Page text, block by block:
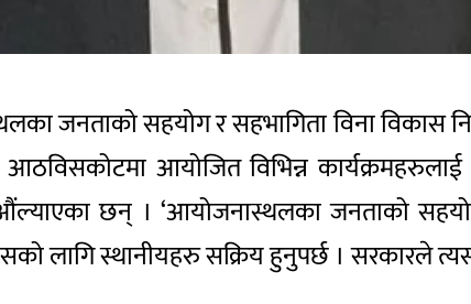
जनताको सहयोग र सहभागिता विना विकास
र आठविसकोटमा आयोजित विभिन्न
छन् । ‘आयोजनास्थलका जनताको सहयोग,
लागि स्थानीयहरु सक्रिय हुनुपर्छ । सरकारले